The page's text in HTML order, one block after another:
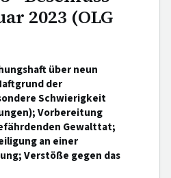
2023 (OLG
über neun
der
Schwierigkeit
Vorbereitung
Gewalttat;
an einer
Verstöße gegen das